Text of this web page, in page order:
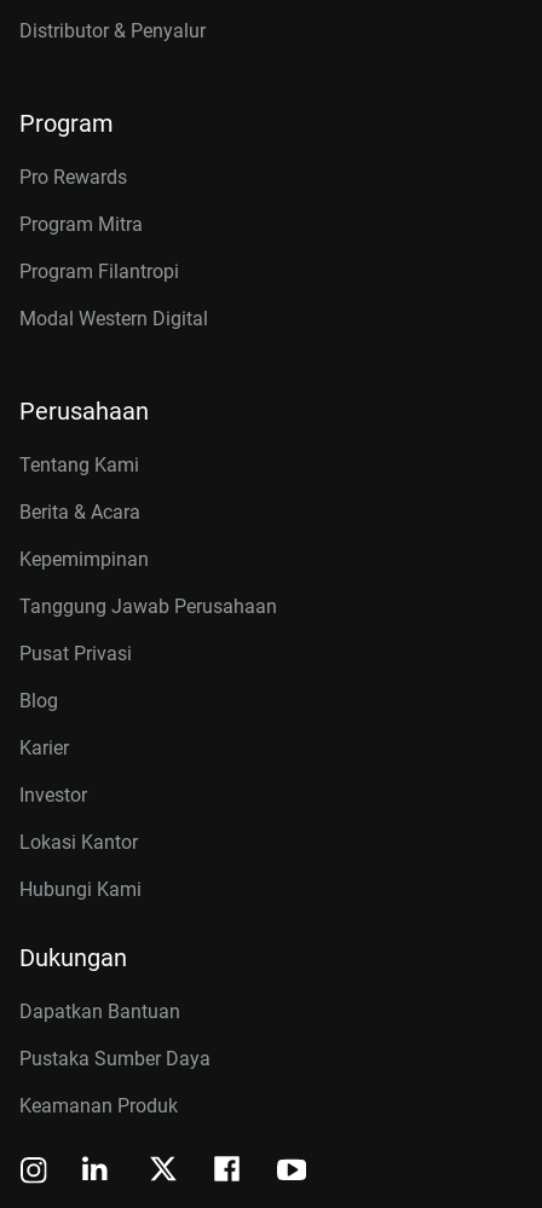
Distributor & Penyalur
Program
Pro Rewards
Program Mitra
Program Filantropi
Modal Western Digital
Perusahaan
Tentang Kami
Berita & Acara
Kepemimpinan
Tanggung Jawab Perusahaan
Pusat Privasi
Blog
Karier
Investor
Lokasi Kantor
Hubungi Kami
Dukungan
Dapatkan Bantuan
Pustaka Sumber Daya
Keamanan Produk